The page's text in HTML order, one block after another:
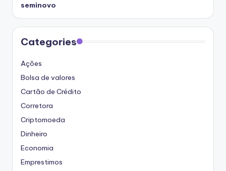
seminovo
Categories
Ações
Bolsa de valores
Cartão de Crédito
Corretora
Criptomoeda
Dinheiro
Economia
Emprestimos